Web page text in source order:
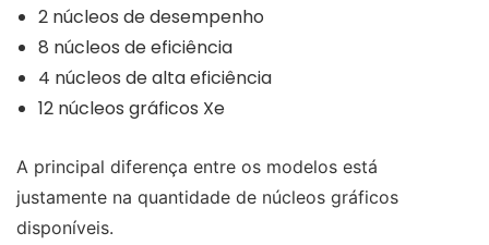
2 núcleos de desempenho
8 núcleos de eficiência
4 núcleos de alta eficiência
12 núcleos gráficos Xe
A principal diferença entre os modelos está
justamente na quantidade de núcleos gráficos
disponíveis.